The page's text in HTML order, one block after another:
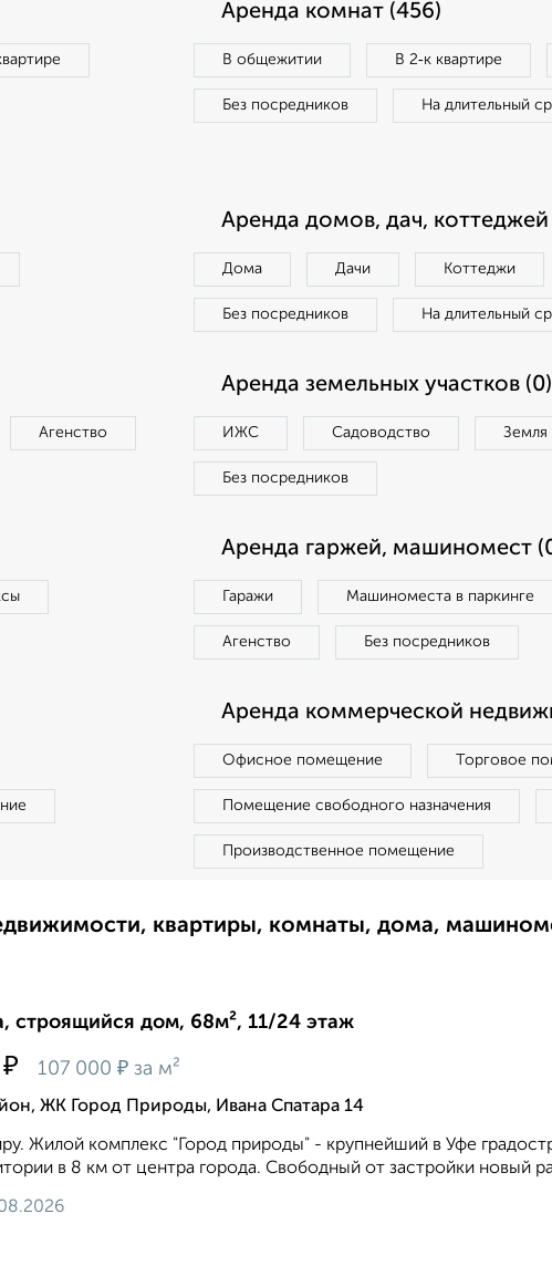
Аренда комнат (456)
В общежитии В 2‑к квартире
Без посредников На длительный
Аренда домов, дач, коттеджей
Дома Дачи Коттеджи
Без посредников На длительный
Агенство
Аренда земельных участков (0)
ИЖС Садоводство Земля
Без посредников
Аренда гаржей, машиномест
Гаражи Машиноместа в паркинге
Агенство Без посредников
Аренда коммерческой
Офисное помещение Торговое
Помещение свободного назначения
Производственное помещение
квартиры, комнаты, дома,
строящийся дом, 68м², 11/24 этаж
₽ 107 000 ₽ за м²
ЖК Город Природы, Ивана Спатара 14
Жилой комплекс "Город природы" - крупнейший в Уфе
в 8 км от центра города. Свободный от застройки новый